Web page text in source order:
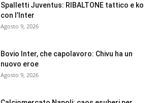
Spalletti Juventus: RIBALTONE tattico e ko
con l’Inter
Agosto 9, 2026
Bovio Inter, che capolavoro: Chivu ha un
nuovo eroe
Agosto 9, 2026